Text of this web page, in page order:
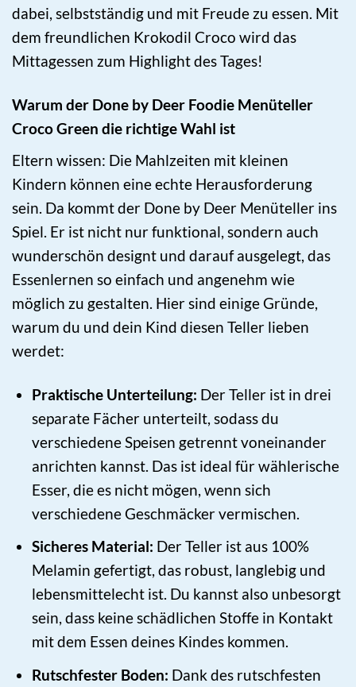
dabei, selbstständig und mit Freude zu essen. Mit
dem freundlichen Krokodil Croco wird das
Mittagessen zum Highlight des Tages!
Warum der Done by Deer Foodie Menüteller
Croco Green die richtige Wahl ist
Eltern wissen: Die Mahlzeiten mit kleinen
Kindern können eine echte Herausforderung
sein. Da kommt der Done by Deer Menüteller ins
Spiel. Er ist nicht nur funktional, sondern auch
wunderschön designt und darauf ausgelegt, das
Essenlernen so einfach und angenehm wie
möglich zu gestalten. Hier sind einige Gründe,
warum du und dein Kind diesen Teller lieben
werdet:
Praktische Unterteilung: Der Teller ist in drei
separate Fächer unterteilt, sodass du
verschiedene Speisen getrennt voneinander
anrichten kannst. Das ist ideal für wählerische
Esser, die es nicht mögen, wenn sich
verschiedene Geschmäcker vermischen.
Sicheres Material: Der Teller ist aus 100%
Melamin gefertigt, das robust, langlebig und
lebensmittelecht ist. Du kannst also unbesorgt
sein, dass keine schädlichen Stoffe in Kontakt
mit dem Essen deines Kindes kommen.
Rutschfester Boden: Dank des rutschfesten